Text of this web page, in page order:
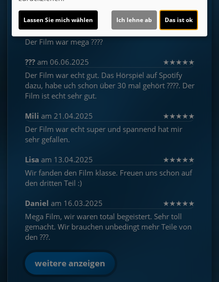
★★★★★ 25
N1CØ.Energyam 17.06.2025 ★★★★★
Der Film war mega ????
??? am 06.06.2025 ★★★★★
Der Film war echt gut. Das Hörspiel auf Spotify
dazu, habe uch schon über 30 mal gehört ????. Der
Film ist echt sehr gut.
Mili am 21.04.2025 ★★★★★
Der Film war echt super und spannend hat mir
sehr gefallen.
Lisa am 13.04.2025 ★★★★★
Wir fanden den Film klasse. Freuen uns schon auf
den dritten Teil :)
Daniel am 16.03.2025 ★★★★★
Mega Film, wir waren total begeistert. Sehr toll
gemacht. Wir brauchen unbedingt mehr Teile von
den ???.
weitere anzeigen
Lassen Sie mich wählen Ich lehne ab Das ist ok